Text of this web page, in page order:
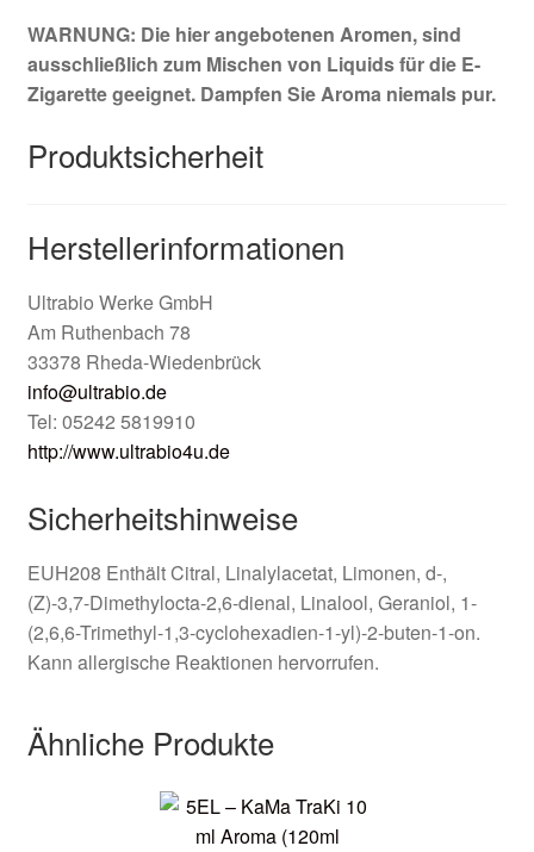
WARNUNG: Die hier angebotenen Aromen, sind
ausschließlich zum Mischen von Liquids für die E-
Zigarette geeignet. Dampfen Sie Aroma niemals pur.
Produktsicherheit
Herstellerinformationen
Ultrabio Werke GmbH
Am Ruthenbach 78
33378 Rheda-Wiedenbrück
info@ultrabio.de
Tel: 05242 5819910
http://www.ultrabio4u.de
Sicherheitshinweise
EUH208 Enthält Citral, Linalylacetat, Limonen, d-,
(Z)-3,7-Dimethylocta-2,6-dienal, Linalool, Geraniol, 1-
(2,6,6-Trimethyl-1,3-cyclohexadien-1-yl)-2-buten-1-on.
Kann allergische Reaktionen hervorrufen.
Ähnliche Produkte